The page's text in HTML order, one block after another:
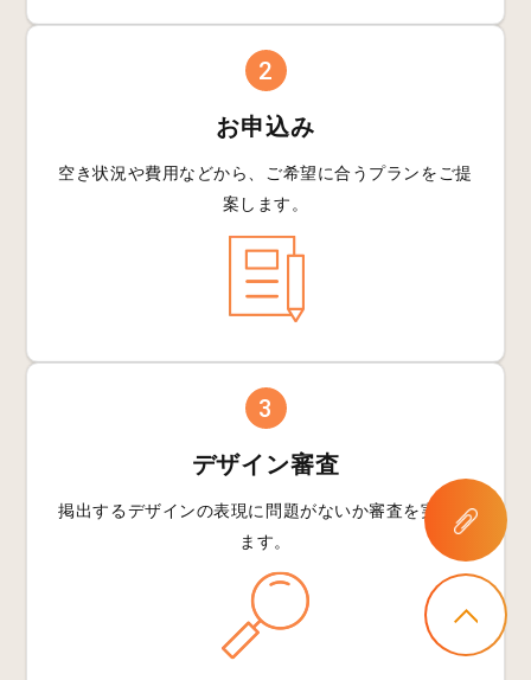
2
お申込み
空き状況や費用などから、 ご希望に合うプランをご提
案します。
3
デザイン審査
掲出するデザインの表現に問題がないか審査を実施し
ます。